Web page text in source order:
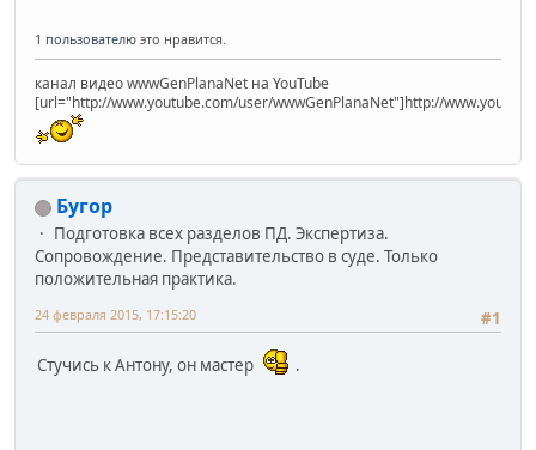
1 пользователю это нравится.
канал видео wwwGenPlanaNet на YouTube
[url="http://www.youtube.com/user/wwwGenPlanaNet"]http://
Бугор
Подготовка всех разделов ПД. Экспертиза.
Сопровождение. Представительство в суде. Только
положительная практика.
#1
24 февраля 2015, 17:15:20
Стучись к Антону, он мастер .